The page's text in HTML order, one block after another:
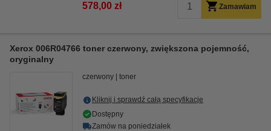
578,00 zł Zamawiam
Xerox 006R04766 toner czerwony, zwiększona pojemność,
oryginalny
czerwony toner
Kliknij i sprawdź całą specyfikacje
Dostępny
Zamów na poniedziałek